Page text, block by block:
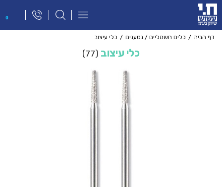
0
פתח
דף הבית כלים חשמליים / נטענים כלי עיצוב
כלי עיצוב 77